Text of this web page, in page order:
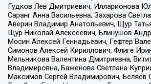
Гудков Лев Дмитриевич, Илларионова
Саранг Анна Васильевна, Захарова
Аверин Владимир Анатольевич, Щур
Щур Николай Алексеевич, Блинушов
Мосин Алексей Геннадьевич, Гефтер
Симонов Алексей Кириллович, Флиге
Мельникова Валентина Дмитриевна,
Владимировна, Баженова Светлана
Максимов Сергей Владимирович, Беляев